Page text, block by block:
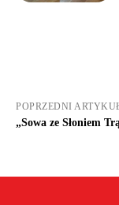
POPRZEDNI
„Sowa ze Słoniem